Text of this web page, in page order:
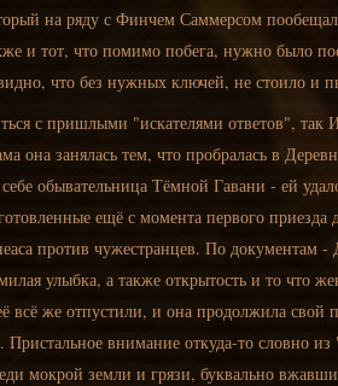
на ряду с Финчем Саммерсом
и тот, что помимо побега, нужно было
что без нужных ключей, не стоило и
с пришлыми "искателями ответов", так
она занялась тем, что пробралась в
обывательница Тёмной Гавани - ей
ещё с момента первого
против чужестранцев. По документам
улыбка, а также открытость и то
всё же отпустили, и она продолжила
Пристальное внимание откуда-то словно
мокрой земли и грязи, буквально